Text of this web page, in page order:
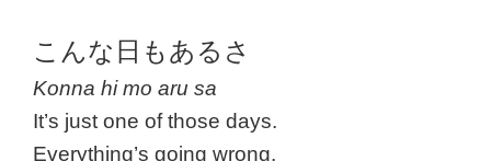
こんな日もあるさ
Konna hi mo aru sa
It’s just one of those days.
Everything’s going wrong.